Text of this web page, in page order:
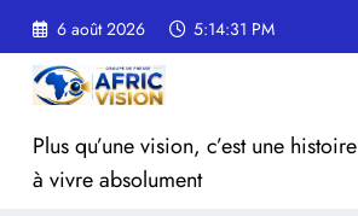
Aller
contenu
6 août 2026 5:14:34 PM
Plus qu’une vision, c’est une histoire
à vivre absolument